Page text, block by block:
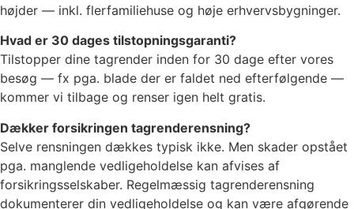
højder — inkl. flerfamiliehuse og høje erhvervsbygninger.
Hvad er 30 dages tilstopningsgaranti?
Tilstopper dine tagrender inden for 30 dage efter vores
besøg — fx pga. blade der er faldet ned efterfølgende —
kommer vi tilbage og renser igen helt gratis.
Dækker forsikringen tagrenderensning?
Selve rensningen dækkes typisk ikke. Men skader opstået
pga. manglende vedligeholdelse kan afvises af
forsikringsselskaber. Regelmæssig tagrenderensning
dokumenterer din vedligeholdelse og kan være afgørende